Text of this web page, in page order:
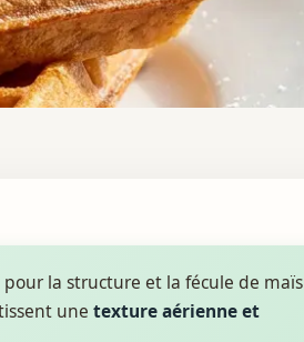
la structure et la fécule de maïs
une texture aérienne et